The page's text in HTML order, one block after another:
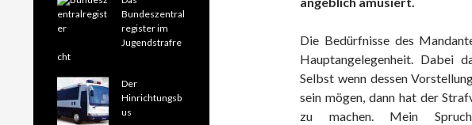
Die Bedürfnisse des
Hauptangelegenheit. Dabei
Selbst wenn dessen
sein mögen, dann hat der
zu machen. Mein
Bundeszentral
register im
Jugendstrafre
cht
Der
Hinrichtungsb
us